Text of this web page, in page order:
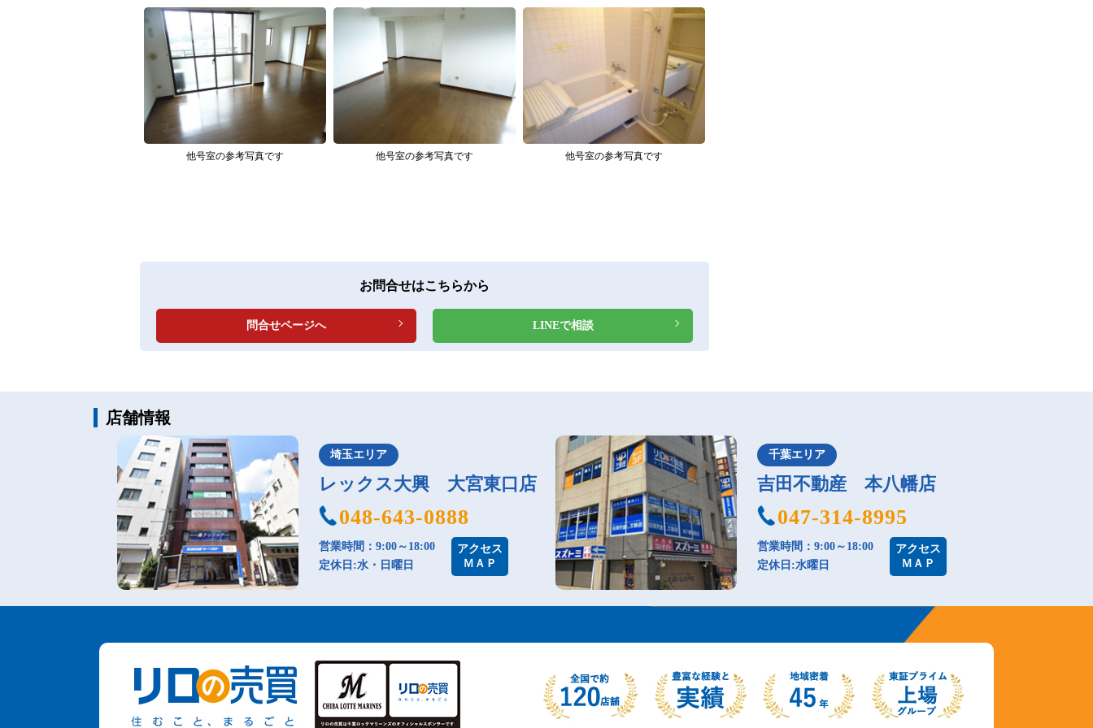
他号室の参考写真です 他号室の参考写真です 他号室の参考写真です
お問合せはこちらから
問合せページへ LINEで相談
店舗情報
埼玉エリア
レックス大興 大宮東口店
048-643-0888
営業時間：9:00～18:00
定休日:水・日曜日
アクセス
ＭＡＰ
千葉エリア
吉田不動産 本八幡店
047-314-8995
営業時間：9:00～18:00
定休日:水曜日
アクセス
ＭＡＰ